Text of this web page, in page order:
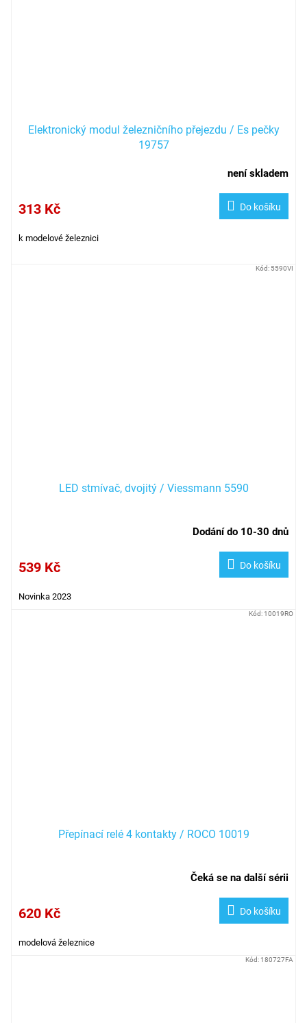
Elektronický modul železničního přejezdu / Es pečky
19757
není skladem
313 Kč Do košíku
k modelové železnici
LED stmívač, dvojitý / Viessmann 5590
Dodání do 10-30 dnů
539 Kč Do košíku
Novinka 2023
Kód: 5590VI
Přepínací relé 4 kontakty / ROCO 10019
Čeká se na další sérii
620 Kč Do košíku
modelová železnice
Kód: 10019RO
Kód: 180727FA